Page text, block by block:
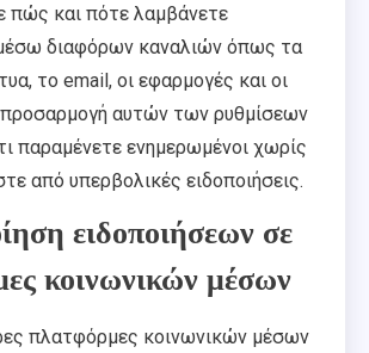
πώς και πότε λαμβάνετε
μέσω διαφόρων καναλιών όπως τα
το email, οι εφαρμογές και οι
προσαρμογή αυτών των ρυθμίσεων
παραμένετε ενημερωμένοι χωρίς
από υπερβολικές ειδοποιήσεις.
ειδοποιήσεων σε
κοινωνικών μέσων
πλατφόρμες κοινωνικών μέσων